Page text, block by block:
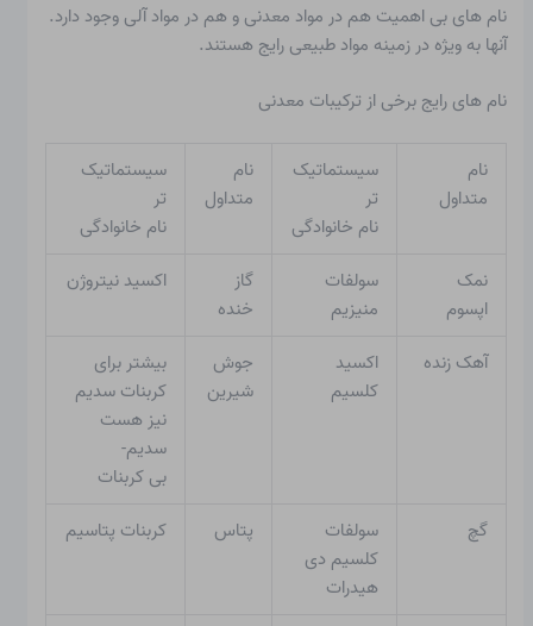
نام های بی اهمیت هم در مواد معدنی و هم در مواد آلی وجود دارد.
آنها به ویژه در زمینه مواد طبیعی رایج هستند.
نام های رایج برخی از ترکیبات معدنی
نام
متداول
سیستماتیک
تر
نام خانوادگی
نام
متداول
سیستماتیک
تر
نام خانوادگی
نمک
اپسوم
سولفات
منیزیم
گاز
خنده
اکسید نیتروژن
آهک زنده
اکسید
کلسیم
جوش
شیرین
بیشتر برای
کربنات سدیم
نیز هست
سدیم-
بی کربنات
گچ
سولفات
کلسیم دی
هیدرات
پتاس کربنات پتاسیم